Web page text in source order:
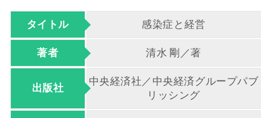
タイトル 感染症と経営
著者 清水 剛／著
出版社
中央経済社／中央経済グループパブ
リッシング